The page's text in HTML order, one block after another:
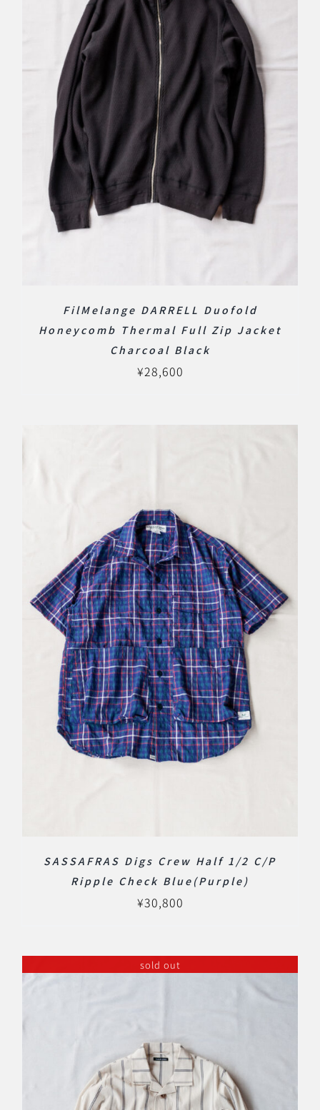
FilMelange DARRELL Duofold
Honeycomb Thermal Full Zip Jacket
Charcoal Black
¥28,600
SASSAFRAS Digs Crew Half 1/2 C/P
Ripple Check Blue(Purple)
¥30,800
sold out